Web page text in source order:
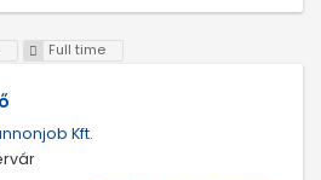
Full time
Kft.